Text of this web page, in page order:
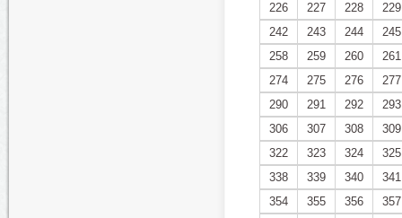
226
227 228
229
242
243 244
245
258
259 260
261
274
275 276
277
290
291 292
293
306
307 308
309
322
323 324
325
338
339 340
341
354
355 356
357